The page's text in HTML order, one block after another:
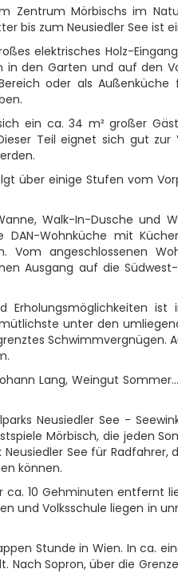
Zentrum Mörbischs im
bis zum Neusiedler See ist
elektrisches Holz-
den Garten und auf den
oder als
ein ca. 34 m² großer
Teil eignet sich gut zur
über einige Stufen vom
Walk-In-Dusche und
Wohnküche mit
Vom angeschlossenen
Ausgang auf die
Erholungsmöglichkeiten ist
unter den
Schwimmvergnügen.
Lang, Weingut
Neusiedler See -
Mörbisch, die jeden
See für Radfahrer,
können.
10 Gehminuten entfernt
und Volksschule liegen in
Stunde in Wien. In ca.
Sopron, über die